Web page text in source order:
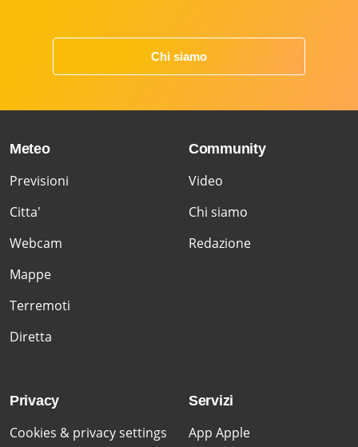
Chi siamo
Meteo
Previsioni
Citta'
Webcam
Mappe
Terremoti
Diretta
Community
Video
Chi siamo
Redazione
Privacy
Cookies & privacy settings
Servizi
App Apple